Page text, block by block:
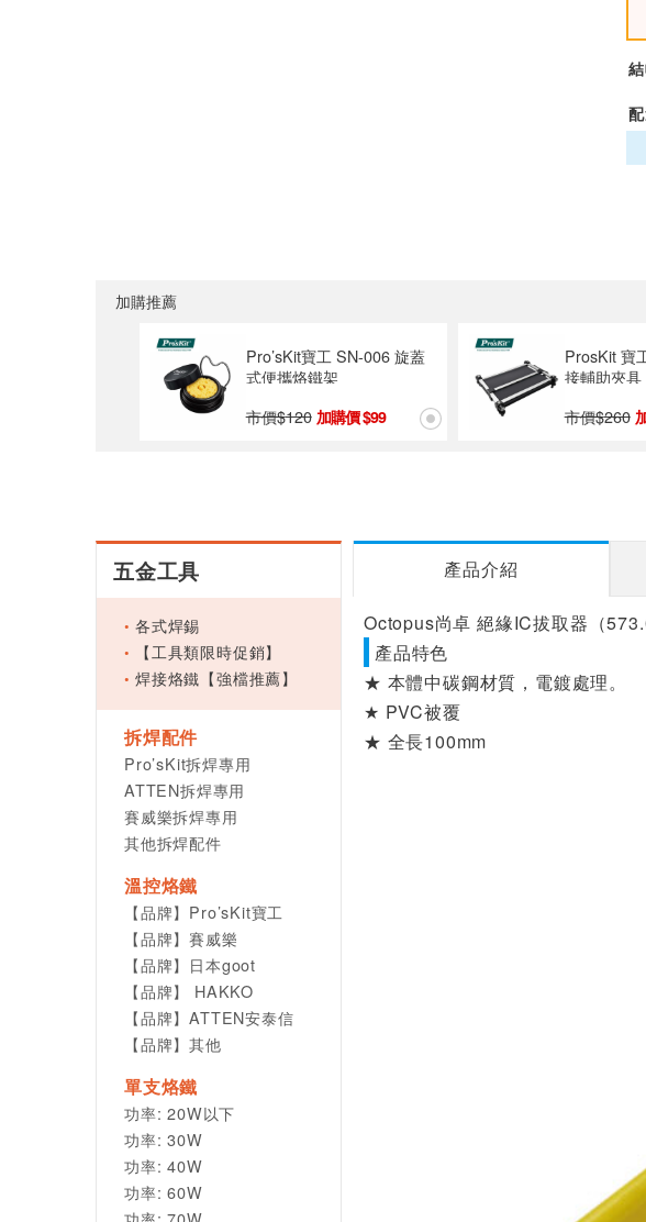
加購推薦
Pro’sKit寶工 SN-006 旋蓋
式便攜烙鐵架
市價$120 99
ProsKit 寶
接輔助夾具
市價$260
五金工具
各式焊錫
【工具類限時促銷】
焊接烙鐵【強檔推薦】
拆焊配件
Pro’sKit拆焊專用
ATTEN拆焊專用
賽威樂拆焊專用
其他拆焊配件
溫控烙鐵
【品牌】Pro’sKit寶工
【品牌】賽威樂
【品牌】日本goot
【品牌】 HAKKO
【品牌】ATTEN安泰信
【品牌】其他
單支烙鐵
功率: 20W以下
功率: 30W
功率: 40W
功率: 60W
產品介紹
Octopus尚卓 絕緣IC拔取器（
產品特色
★ 本體中碳鋼材質，電鍍處理。
★ PVC被覆
★ 全長100mm